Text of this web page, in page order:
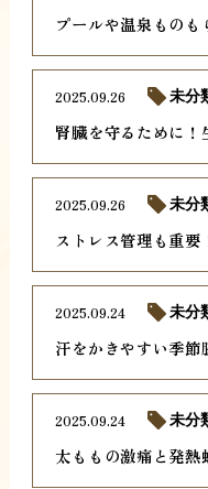
プールや温泉ものも
腎臓を守るために
2025.09.26 未分
ストレス管理も重
2025.09.26 未分
汗をかきやすい季節
2025.09.24 未分
太ももの激痛と発熱
2025.09.24 未分